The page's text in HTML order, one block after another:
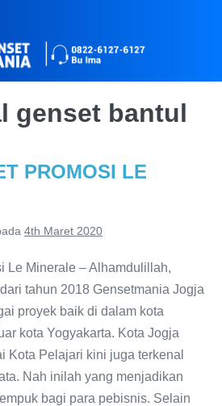
genset bantul
PROMOSI LE
4th Maret 2020
Le Minerale – Alhamdulillah,
tahun 2018 Gensetmania Jogja
proyek baik di dalam kota
kota Yogyakarta. Kota Jogja
Kota Pelajari kini juga terkenal
Nah inilah yang menjadikan
bagi para pebisnis. Selain